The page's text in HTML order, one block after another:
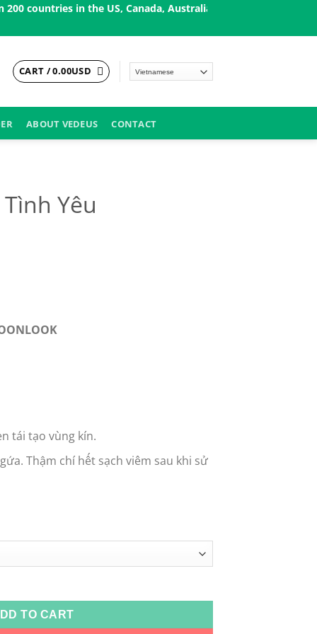
in the US, Canada, Australia, Korea, Japan, Singapore, and
CART /0.00USD
ABOUT VEDEUS CONTACT
Yêu
tái tạo vùng kín.
Thậm chí hết sạch viêm sau khi sử
quantity
TO CART